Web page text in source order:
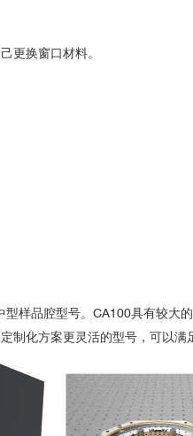
更换窗口材料。
样品腔型号。CA100具有较大
化方案更灵活的型号，可以满
junction
Tunneling Diode
Interfaces
with a mirror
in an atomically-thin
for Nanoscale Electronics
self-oscillator